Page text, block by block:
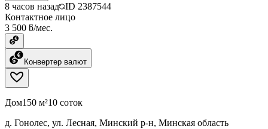
8 часов назад ID 2387544
Контактное лицо
3 500 ƃ/мес.
Конвертер валют
Дом150 м²10 соток
д. Гонолес, ул. Лесная, Минский р-н, Минская область